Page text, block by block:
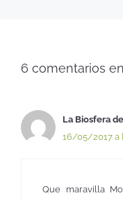
6 comentarios
La Biosfera
16/05/2017 a
Que maravilla